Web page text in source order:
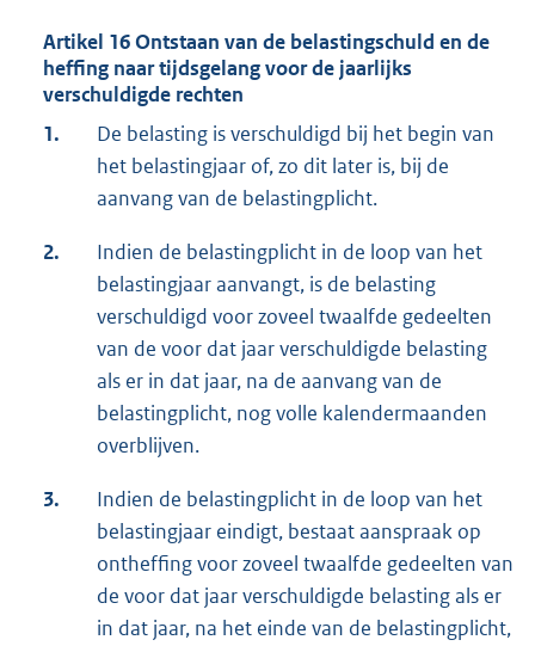
Artikel 16 Ontstaan van de belastingschuld en de
heffing naar tijdsgelang voor de jaarlijks
verschuldigde rechten
1.
De belasting is verschuldigd bij het begin van
het belastingjaar of, zo dit later is, bij de
aanvang van de belastingplicht.
2.
Indien de belastingplicht in de loop van het
belastingjaar aanvangt, is de belasting
verschuldigd voor zoveel twaalfde gedeelten
van de voor dat jaar verschuldigde belasting
als er in dat jaar, na de aanvang van de
belastingplicht, nog volle kalendermaanden
overblijven.
3.
Indien de belastingplicht in de loop van het
belastingjaar eindigt, bestaat aanspraak op
ontheffing voor zoveel twaalfde gedeelten van
de voor dat jaar verschuldigde belasting als er
in dat jaar, na het einde van de belastingplicht,